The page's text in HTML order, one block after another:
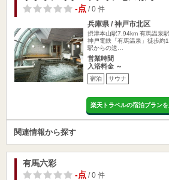
-点/ 0 件
兵庫県 / 神戸市北区
摂津本山駅7.94km 有馬温泉
神戸電鉄「有馬温泉」徒歩約
駅からの送…
営業時間
入浴料金 ～
宿泊 サウナ
楽天トラベルの宿泊プランを
関連情報から探す
有馬六彩
-点/ 0 件